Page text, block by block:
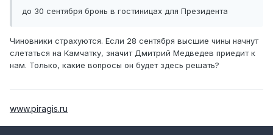
до 30 сентября бронь в гостиницах для Президента
Чиновники страхуются. Если 28 сентября высшие чины начнут
слетаться на Камчатку, значит Дмитрий Медведев приедит к
нам. Только, какие вопросы он будет здесь решать?
www.piragis.ru